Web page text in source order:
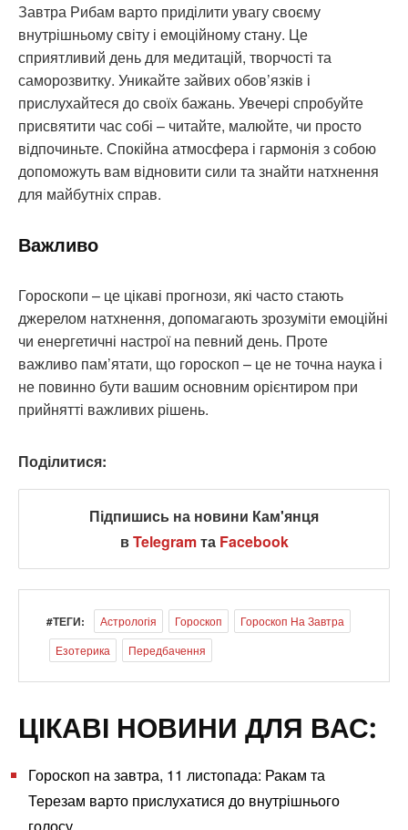
Завтра Рибам варто приділити увагу своєму
внутрішньому світу і емоційному стану. Це
сприятливий день для медитацій, творчості та
саморозвитку. Уникайте зайвих обов’язків і
прислухайтеся до своїх бажань. Увечері спробуйте
присвятити час собі – читайте, малюйте, чи просто
відпочиньте. Спокійна атмосфера і гармонія з собою
допоможуть вам відновити сили та знайти натхнення
для майбутніх справ.
Важливо
Гороскопи – це цікаві прогнози, які часто стають
джерелом натхнення, допомагають зрозуміти емоційні
чи енергетичні настрої на певний день. Проте
важливо пам’ятати, що гороскоп – це не точна наука і
не повинно бути вашим основним орієнтиром при
прийнятті важливих рішень.
Поділитися:
Підпишись на новини Кам'янця
вTelegramта Facebook
#ТЕГИ: Астрологія Гороскоп
Гороскоп На Завтра
Езотерика
Передбачення
ЦІКАВІ НОВИНИ ДЛЯ ВАС:
Гороскоп на завтра, 11 листопада: Ракам та
Терезам варто прислухатися до внутрішнього